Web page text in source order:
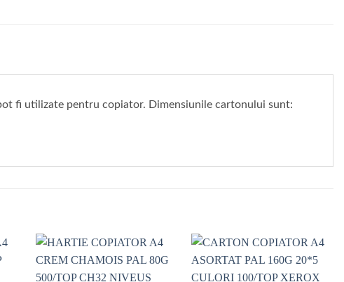
fi utilizate pentru copiator. Dimensiunile cartonului sunt: